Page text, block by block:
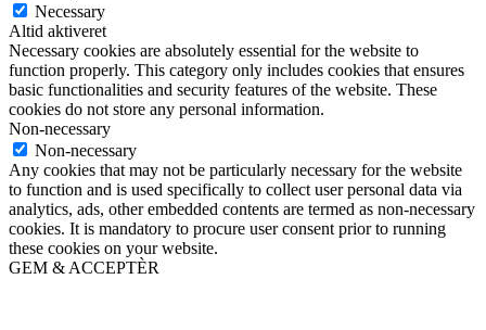
Necessary
Altid aktiveret
Necessary cookies are absolutely essential for the website to
function properly. This category only includes cookies that ensures
basic functionalities and security features of the website. These
cookies do not store any personal information.
Non-necessary
Non-necessary
Any cookies that may not be particularly necessary for the website
to function and is used specifically to collect user personal data via
analytics, ads, other embedded contents are termed as non-necessary
cookies. It is mandatory to procure user consent prior to running
these cookies on your website.
GEM & ACCEPTÈR